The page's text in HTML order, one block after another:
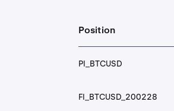
Position
PI_BTCUSD
FI_BTCUSD_200228